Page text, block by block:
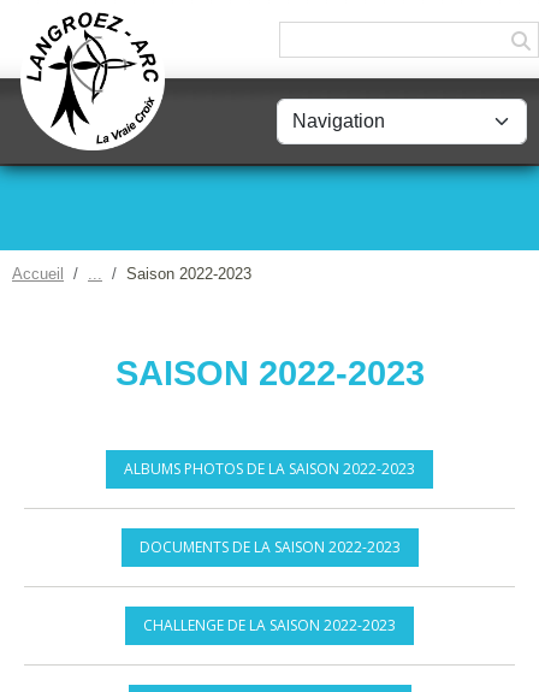
Accueil Saison 2022-2023
SAISON 2022-2023
ALBUMS PHOTOS DE LA SAISON 2022-2023
DOCUMENTS DE LA SAISON 2022-2023
CHALLENGE DE LA SAISON 2022-2023
Panneau de gestion des cookies